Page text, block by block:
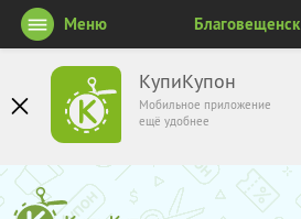
КупиКупон
Мобильное приложение
ещё удобнее
Меню Благовещенск